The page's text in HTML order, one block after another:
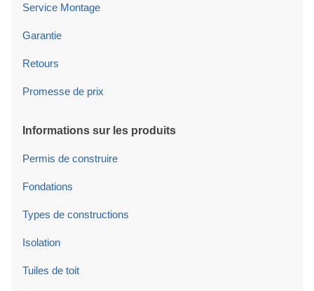
Service Montage
Garantie
Retours
Promesse de prix
Informations sur les produits
Permis de construire
Fondations
Types de constructions
Isolation
Tuiles de toit